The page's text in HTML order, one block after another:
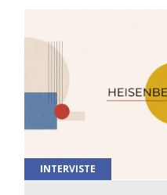
INTERVISTE